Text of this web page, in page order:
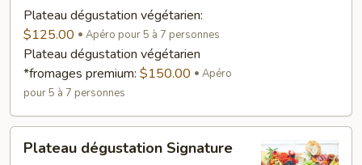
Plateau dégustation végétarien:
$125.00
Apéro pour 5 à 7 personnes
Plateau dégustation végétarien
*fromages premium: $150.00
Apéro
pour 5 à 7 personnes
dégustation
Plateau dégustation Signature